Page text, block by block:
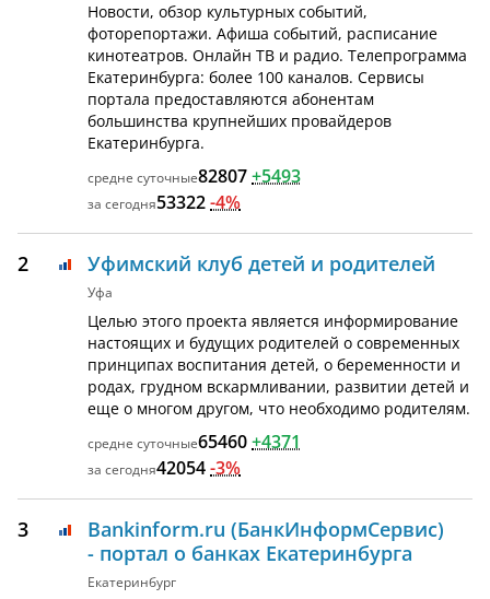
Новости, обзор культурных событий,
фоторепортажи. Афиша событий, расписание
кинотеатров. Онлайн ТВ и радио. Телепрограмма
Екатеринбурга: более 100 каналов. Сервисы
портала предоставляются абонентам
большинства крупнейших провайдеров
Екатеринбурга.
82807+5493
53322-4%
2 Уфимский клуб детей и родителей
Уфа
Целью этого проекта является информирование
настоящих и будущих родителей о современных
принципах воспитания детей, о беременности и
родах, грудном вскармливании, развитии детей и
еще о многом другом, что необходимо родителям.
65460+4371
42054-3%
3
Bankinform.ru (БанкИнформСервис)
- портал о банках Екатеринбурга
Екатеринбург